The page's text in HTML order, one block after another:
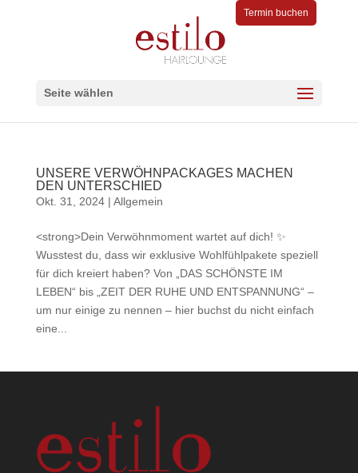
Termin buchen
Seite wählen
UNSERE VERWÖHNPACKAGES MACHEN
DEN UNTERSCHIED
Okt. 31, 2024| Allgemein
<strong>Dein Verwöhnmoment wartet auf dich! ✨
Wusstest du, dass wir exklusive Wohlfühlpakete speziell
für dich kreiert haben? Von „DAS SCHÖNSTE IM
LEBEN“ bis „ZEIT DER RUHE UND ENTSPANNUNG“ –
um nur einige zu nennen – hier buchst du nicht einfach
eine...